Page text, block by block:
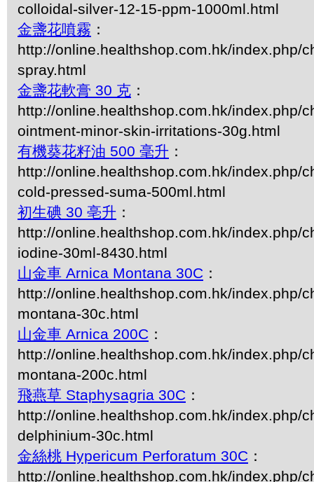
colloidal-silver-12-15-ppm-1000ml.html
金盞花噴霧 ：
http://online.healthshop.com.hk/index.php/
spray.html
金盞花軟膏 30 克 ：
http://online.healthshop.com.hk/index.php/
ointment-minor-skin-irritations-30g.html
有機葵花籽油 500 毫升 ：
http://online.healthshop.com.hk/index.php/
cold-pressed-suma-500ml.html
初生碘 30 亳升 ：
http://online.healthshop.com.hk/index.php/
iodine-30ml-8430.html
山金車 Arnica Montana 30C ：
http://online.healthshop.com.hk/index.php/
montana-30c.html
山金車 Arnica 200C ：
http://online.healthshop.com.hk/index.php/
montana-200c.html
飛燕草 Staphysagria 30C ：
http://online.healthshop.com.hk/index.php/
delphinium-30c.html
金絲桃 Hypericum Perforatum 30C ：
http://online.healthshop.com.hk/index.php/